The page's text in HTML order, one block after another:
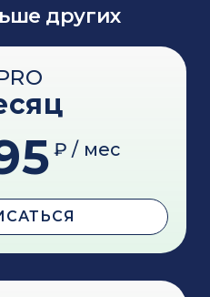
других
₽ / мес